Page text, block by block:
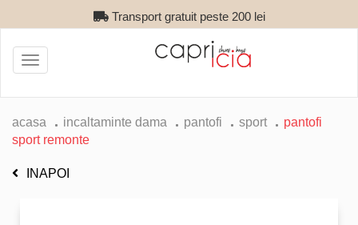
Transport gratuit peste 200 lei
Toggle
navigation
acasa incaltaminte dama pantofi sport
pantofi
sport remonte
INAPOI